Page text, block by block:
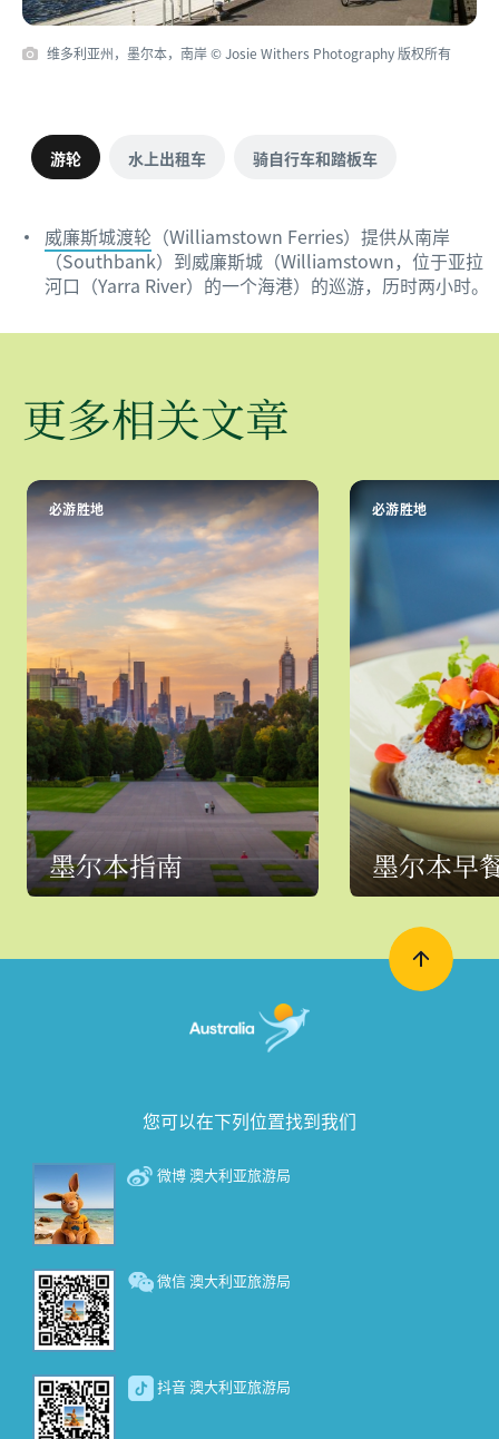
维多利亚州，墨尔本，南岸 © Josie Withers Photography 版权所有
游轮 水上出租车 骑自行车和踏板车
威廉斯城渡轮 （Williamstown Ferries）提供从南岸
（Southbank）到威廉斯城（Williamstown，位于亚拉
河口（Yarra River）的一个海港）的巡游，历时两小时。
更多相关文章
必游胜地
墨尔本指南
必游胜地
墨尔本早
您可以在下列位置找到我们
微博 澳大利亚旅游局
微信 澳大利亚旅游局
抖音 澳大利亚旅游局